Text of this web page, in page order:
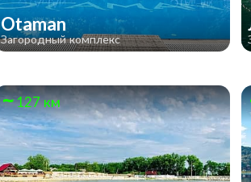
Otaman
Загородный комплекс
127 км